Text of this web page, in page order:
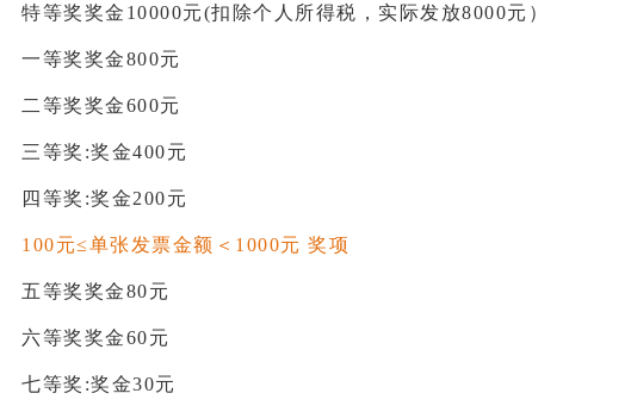
特等奖奖金10000元(扣除个人所得税，实际发放8000元）
一等奖奖金800元
二等奖奖金600元
三等奖:奖金400元
四等奖:奖金200元
100元≤单张发票金额＜1000元 奖项
五等奖奖金80元
六等奖奖金60元
七等奖:奖金30元